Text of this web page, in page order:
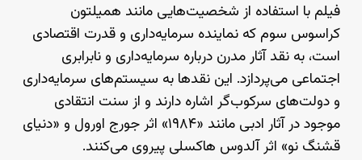
فیلم با استفاده از شخصیت‌هایی مانند همیلتون
کراسوس سوم که نماینده سرمایه‌داری و قدرت اقتصادی
است، به نقد آثار مدرن درباره سرمایه‌داری و نابرابری
اجتماعی می‌پردازد. این نقدها به سیستم‌های سرمایه‌داری
و دولت‌های سرکوب‌گر اشاره دارند و از سنت انتقادی
موجود در آثار ادبی مانند «۱۹۸۴» اثر جورج اورول و «دنیای
قشنگ نو» اثر آلدوس هاکسلی پیروی می‌کنند.